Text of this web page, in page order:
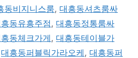
동비지니스룸, 대흥동셔츠룸싸
동유흥주점 , 대흥동정통룸싸
동체크가게 , 대흥동테이블가
대흥동퍼블릭가라오케 , 대흥동퍼